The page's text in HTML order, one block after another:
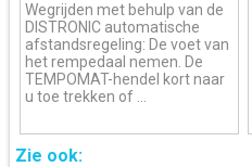
Wegrijden met behulp van de
DISTRONIC automatische
afstandsregeling: De voet van
het rempedaal nemen. De
TEMPOMAT-hendel kort naar
u toe trekken of ...
Zie ook: